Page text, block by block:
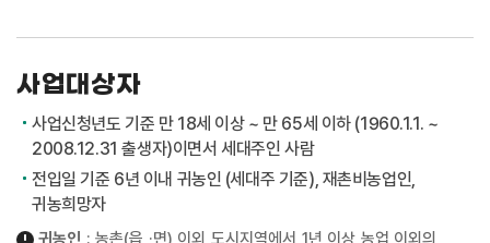
사업대상자
사업신청년도 기준 만 18세 이상 ~ 만 65세 이하 (1960.1.1. ~
2008.12.31 출생자)이면서 세대주인 사람
전입일 기준 6년 이내 귀농인 (세대주 기준), 재촌비농업인,
귀농희망자
귀농인 : 농촌(읍 ·면) 이외 도시지역에서 1년 이상 농업 이외의